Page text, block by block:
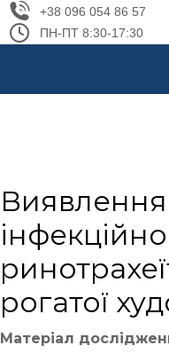
+38 096 054 86 57
ПН-ПТ 8:30-17:30
Виявлення
рогатої
Матеріал